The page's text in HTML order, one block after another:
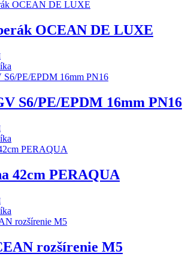
OCEAN DE LUXE
S6/PE/EPDM 16mm PN16
42cm PERAQUA
rozšírenie M5